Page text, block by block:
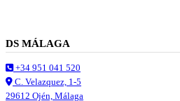
DS MÁLAGA
+34 951 041 520
C. Velazquez, 1-5
29612 Ojén, Málaga